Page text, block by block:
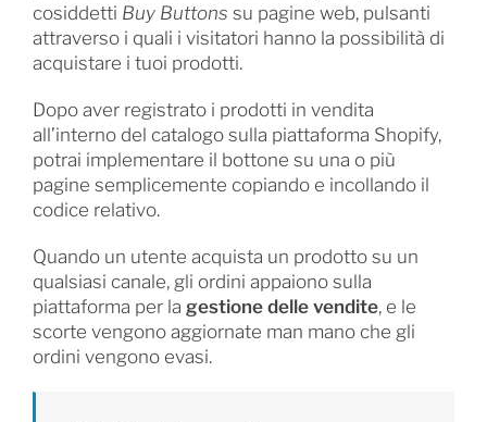
cosiddetti Buy Buttons su pagine web, pulsanti
attraverso i quali i visitatori hanno la possibilità di
acquistare i tuoi prodotti.
Dopo aver registrato i prodotti in vendita
all’interno del catalogo sulla piattaforma Shopify,
potrai implementare il bottone su una o più
pagine semplicemente copiando e incollando il
codice relativo.
Quando un utente acquista un prodotto su un
qualsiasi canale, gli ordini appaiono sulla
piattaforma per la gestione delle vendite, e le
scorte vengono aggiornate man mano che gli
ordini vengono evasi.